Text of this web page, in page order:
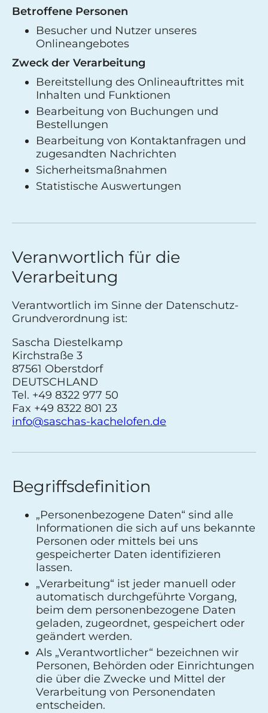
Betroffene Personen
Besucher und Nutzer unseres
Onlineangebotes
Zweck der Verarbeitung
Bereitstellung des Onlineauftrittes mit
Inhalten und Funktionen
Bearbeitung von Buchungen und
Bestellungen
Bearbeitung von Kontaktanfragen und
zugesandten Nachrichten
Sicherheitsmaßnahmen
Statistische Auswertungen
Veranwortlich für die
Verarbeitung
Verantwortlich im Sinne der Datenschutz-
Grundverordnung ist:
Sascha Diestelkamp
Kirchstraße 3
87561 Oberstdorf
DEUTSCHLAND
Tel. +49 8322 977 50
Fax +49 8322 801 23
info@saschas-kachelofen.de
Begriffsdefinition
„Personenbezogene Daten“ sind alle
Informationen die sich auf uns bekannte
Personen oder mittels bei uns
gespeicherter Daten identifizieren
lassen.
„Verarbeitung“ ist jeder manuell oder
automatisch durchgeführte Vorgang,
beim dem personenbezogene Daten
geladen, zugeordnet, gespeichert oder
geändert werden.
Als „Verantwortlicher“ bezeichnen wir
Personen, Behörden oder Einrichtungen
die über die Zwecke und Mittel der
Verarbeitung von Personendaten
entscheiden.